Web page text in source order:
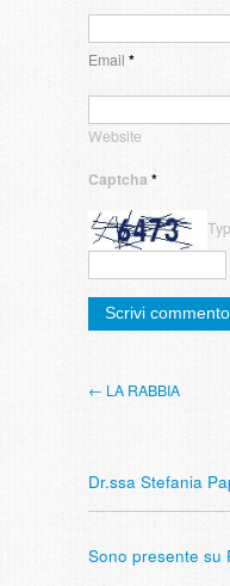
Email *
Website
Captcha *
← LA RABBIA
Dr.ssa Stefania
Sono presente su